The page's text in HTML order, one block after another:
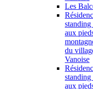
Les
aux
du
Vanoise
aux